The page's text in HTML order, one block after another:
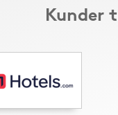
Kunder